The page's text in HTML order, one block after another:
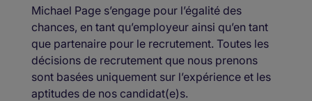
Michael Page s’engage pour l’égalité des
chances, en tant qu’employeur ainsi qu’en tant
que partenaire pour le recrutement. Toutes les
décisions de recrutement que nous prenons
sont basées uniquement sur l’expérience et les
aptitudes de nos candidat(e)s.